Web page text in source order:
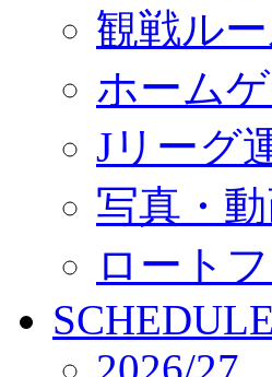
観戦ル
ホーム
Jリーグ
写真・
ロート
SCHEDULE